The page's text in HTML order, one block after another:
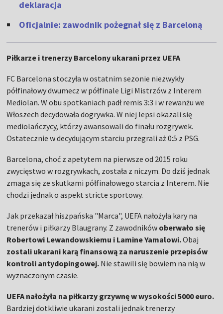
deklaracja
Oficjalnie: zawodnik pożegnał się z Barceloną
Piłkarze i trenerzy Barcelony ukarani przez UEFA
FC Barcelona stoczyła w ostatnim sezonie niezwykły
półfinałowy dwumecz w półfinale Ligi Mistrzów z Interem
Mediolan. W obu spotkaniach padł remis 3:3 i w rewanżu we
Włoszech decydowała dogrywka. W niej lepsi okazali się
mediolańczycy, którzy awansowali do finału rozgrywek.
Ostatecznie w decydującym starciu przegrali aż 0:5 z PSG.
Barcelona, choć z apetytem na pierwsze od 2015 roku
zwycięstwo w rozgrywkach, została z niczym. Do dziś jednak
zmaga się ze skutkami półfinałowego starcia z Interem. Nie
chodzi jednak o aspekt stricte sportowy.
Jak przekazał hiszpańska "Marca", UEFA nałożyła kary na
trenerów i piłkarzy Blaugrany. Z zawodników oberwało się
Robertowi Lewandowskiemu i Lamine Yamalowi.Obaj
zostali ukarani karą finansową za naruszenie przepisów
kontroli antydopingowej. Nie stawili się bowiem na nią w
wyznaczonym czasie.
UEFA nałożyła na piłkarzy grzywnę w wysokości 5000 euro.
Bardziej dotkliwie ukarani zostali jednak trenerzy